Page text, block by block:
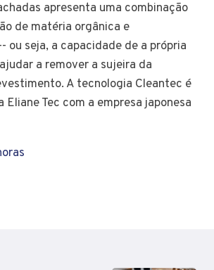
apresenta uma combinação
de matéria orgânica e
ou seja, a capacidade de a própria
a remover a sujeira da
A tecnologia Cleantec é
Eliane Tec com a empresa japonesa